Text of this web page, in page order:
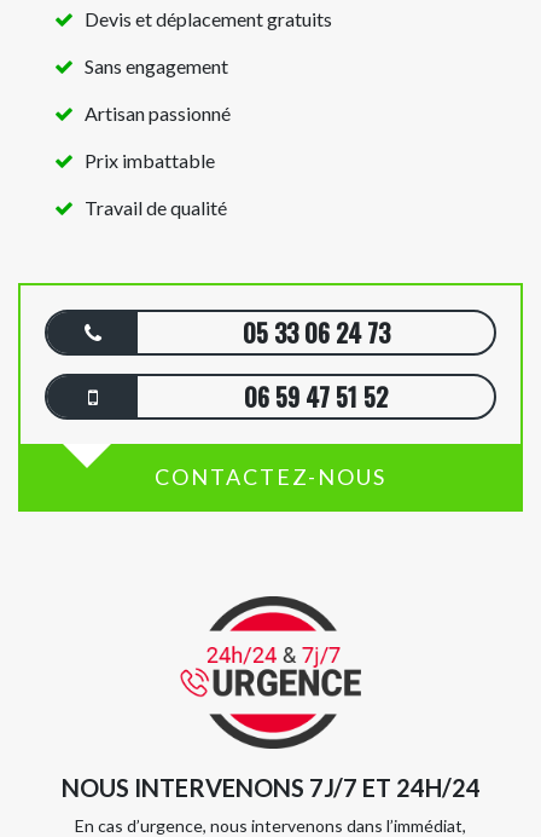
Devis et déplacement gratuits
Sans engagement
Artisan passionné
Prix imbattable
Travail de qualité
05 33 06 24 73
06 59 47 51 52
CONTACTEZ-NOUS
NOUS INTERVENONS 7J/7 ET 24H/24
En cas d’urgence, nous intervenons dans l’immédiat,